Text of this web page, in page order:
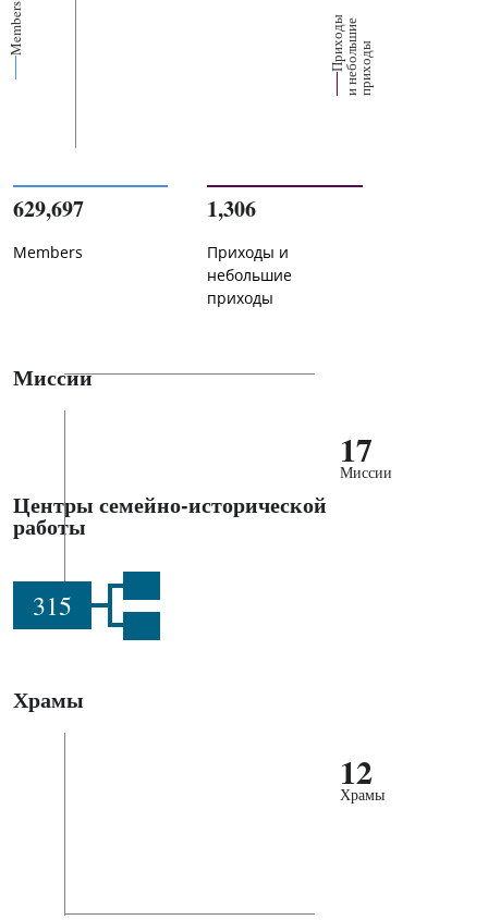
Members П
р
их
о
д
ы
и
н
е
б
о
ль
ш
ие
п
р
и
х
о
ды
629,697
Members
1,306
Приходы и
небольшие
приходы
Миссии
17
Миссии
Центры семейно-исторической
работы
315
Храмы
12
Храмы